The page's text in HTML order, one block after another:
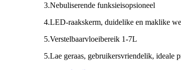
3.Nebuliserende funksieisopsioneel
4.LED-raakskerm, duidelike en maklike
5.Verstelbaarvloeibereik 1-7L
5.Lae geraas, gebruikersvriendelik, ideale